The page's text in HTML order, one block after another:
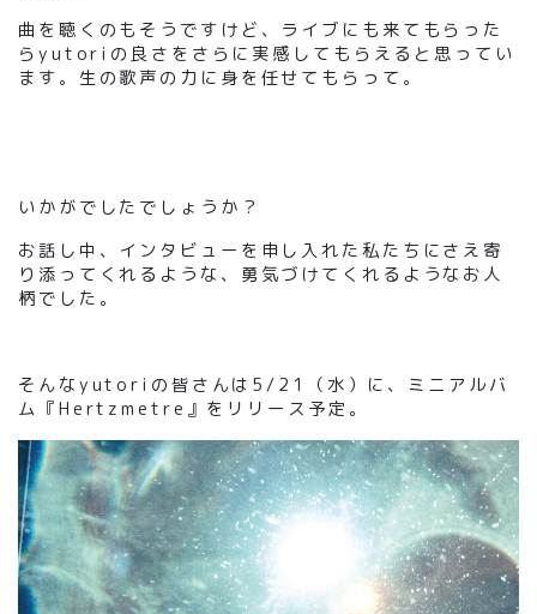
曲を聴くのもそうですけど、ライブにも来てもらった
らyutoriの良さをさらに実感してもらえると思ってい
ます。生の歌声の力に身を任せてもらって。
いかがでしたでしょうか？
お話し中、インタビューを申し入れた私たちにさえ寄
り添ってくれるような、勇気づけてくれるようなお人
柄でした。
そんなyutoriの皆さんは5/21（水）に、ミニアルバ
ム『Hertzmetre』をリリース予定。